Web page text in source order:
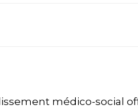
médico-social